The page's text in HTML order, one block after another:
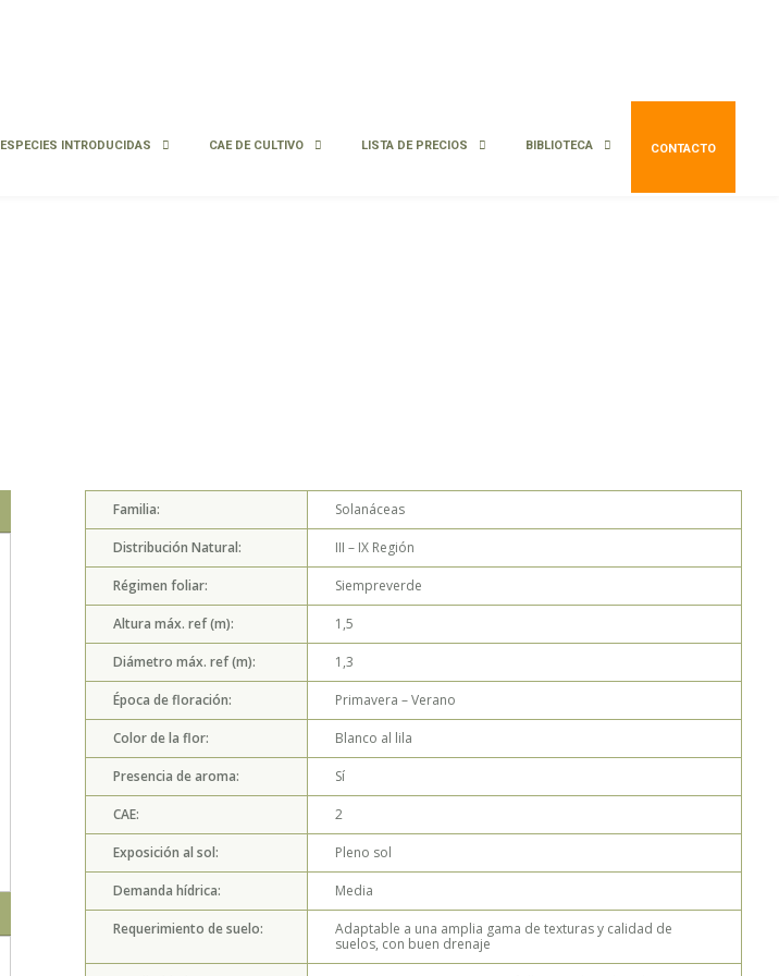
ESPECIES INTRODUCIDAS CAE DE CULTIVO LISTA DE PRECIOS BIBLIOTECA CONTACTO
Familia: Solanáceas
Distribución Natural: III – IX Región
Régimen foliar: Siempreverde
Altura máx. ref (m): 1,5
Diámetro máx. ref (m): 1,3
Época de floración: Primavera – Verano
Color de la flor: Blanco al lila
Presencia de aroma: Sí
CAE: 2
Exposición al sol: Pleno sol
Demanda hídrica: Media
Requerimiento de suelo:
Adaptable a una amplia gama de texturas y calidad de
suelos, con buen drenaje